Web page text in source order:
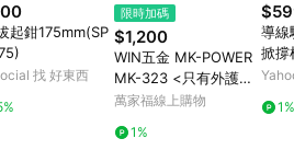
起鉗175mm(SP
找 好東西
限時加碼
$1,200
WIN五金 MK-POWER
MK-323 <只有外護片
+內(一次五組)> 液晶
電焊安全眼鏡 焊接眼鏡
萬家福線上購物
1%
導線
掀撐
桿/
1%